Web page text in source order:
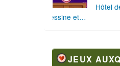
Dessine et Écrase : Le Jeu des Monstres
JEUX